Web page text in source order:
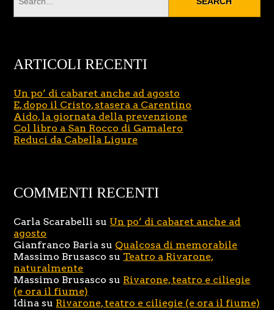
ARTICOLI RECENTI
Un po’ di cabaret anche ad agosto
E, dopo il Cristo, stasera a Carentino
Aido, la giornata della prevenzione
Col libro a San Rocco di Gamalero
Reduci da Cabella Ligure
COMMENTI RECENTI
Carla Scarabelli su Un po’ di cabaret anche ad
agosto
Gianfranco Baria su Qualcosa di memorabile
Massimo Brusasco su Teatro a Rivarone,
naturalmente
Massimo Brusasco su Rivarone, teatro e ciliegie
(e ora il fiume)
Idina su Rivarone, teatro e ciliegie (e ora il fiume)